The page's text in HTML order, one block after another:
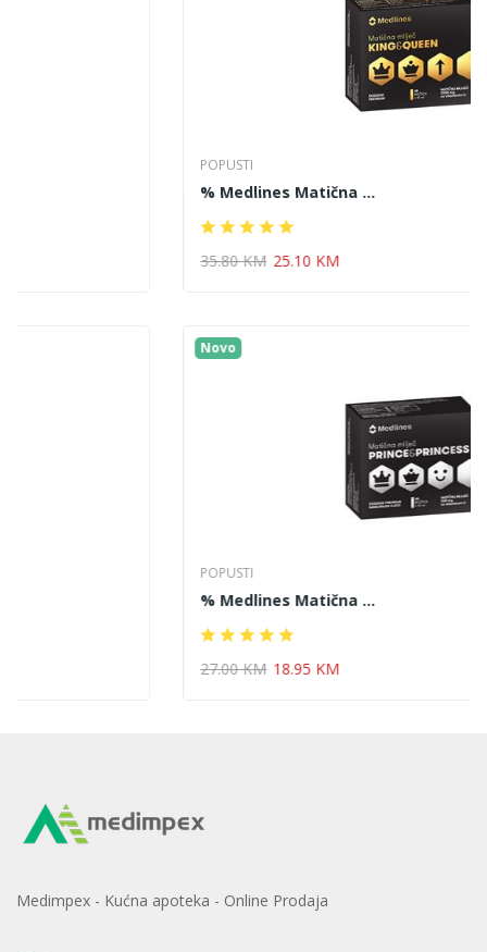
% Medlines Matična ...
% Medlines Matična ...
Medimpex - Kućna apoteka - Online Prodaja